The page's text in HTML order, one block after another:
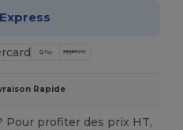
Rapide
Pour profiter des prix HT,